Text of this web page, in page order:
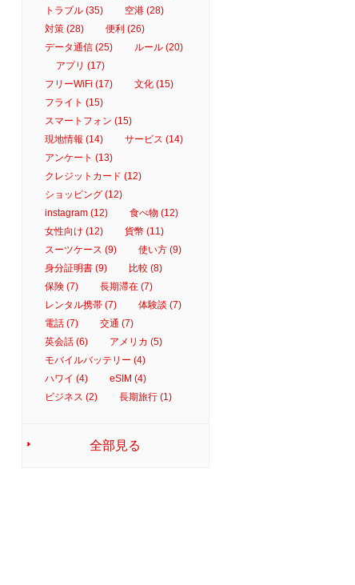
トラブル (35)
空港 (28)
対策 (28)
便利 (26)
データ通信 (25)
ルール (20)
アプリ (17)
フリーWiFi (17)
文化 (15)
フライト (15)
スマートフォン (15)
現地情報 (14)
サービス (14)
アンケート (13)
クレジットカード (12)
ショッピング (12)
instagram (12)
食べ物 (12)
女性向け (12)
貨幣 (11)
スーツケース (9)
使い方 (9)
身分証明書 (9)
比較 (8)
保険 (7)
長期滞在 (7)
レンタル携帯 (7)
体験談 (7)
電話 (7)
交通 (7)
英会話 (6)
アメリカ (5)
モバイルバッテリー (4)
ハワイ (4)
eSIM (4)
ビジネス (2)
長期旅行 (1)
全部見る